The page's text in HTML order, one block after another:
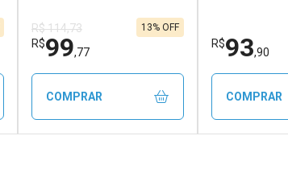
R$ 114,73
R$99,77
13% OFF
COMPRAR
R$93,90
COMPRAR